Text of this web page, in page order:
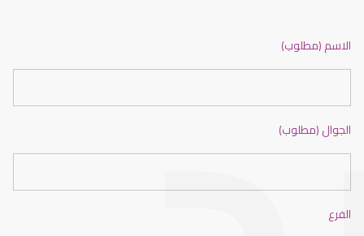
ضعف نظر الاطفال
الاسم (مطلوب)
الجوال (مطلوب)
الفرع